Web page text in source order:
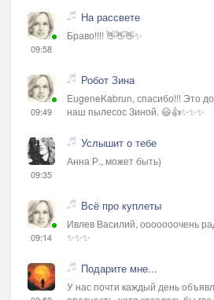
09:58
На рассвете
Браво!!!! 👋👋👋✨
09:49
Робот Зина
EugeneKabrun, спасибо!!! Это
наш пылесос Зиной. 😃👍✨✨✨
09:35
Услышит о тебе
Анна Р., может быть)
09:14
Всё про куплеты
Ивлев Василий, ооооооочень
✨✨✨
Подарите мне...
У нас почти каждый день